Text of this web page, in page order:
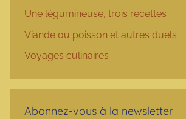
Une légumineuse, trois recettes
Viande ou poisson et autres duels
Voyages culinaires
Abonnez-vous à la newsletter